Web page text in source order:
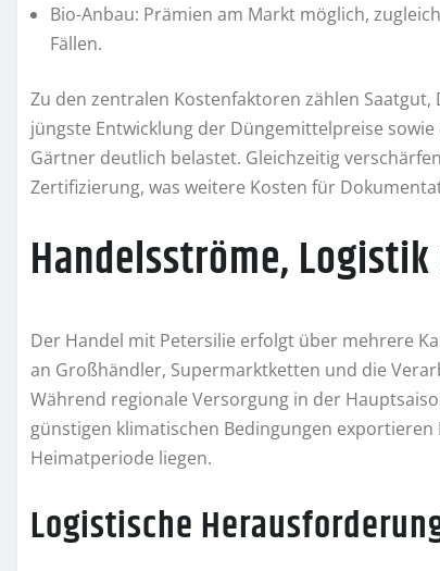
Bio-Anbau: Prämien am Markt möglich,
Fällen.
Zu den zentralen Kostenfaktoren zählen
jüngste Entwicklung der Düngemittelpreise
Gärtner deutlich belastet. Gleichzeitig
Zertifizierung, was weitere Kosten für
Handelsströme,
Der Handel mit Petersilie erfolgt über mehrere
an Großhändler, Supermarktketten und die
Während regionale Versorgung in der
günstigen klimatischen Bedingungen
Heimatperiode liegen.
Logistische